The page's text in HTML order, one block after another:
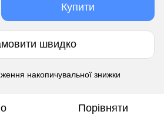
Купити
швидко
накопичувальної знижки
Порівняти